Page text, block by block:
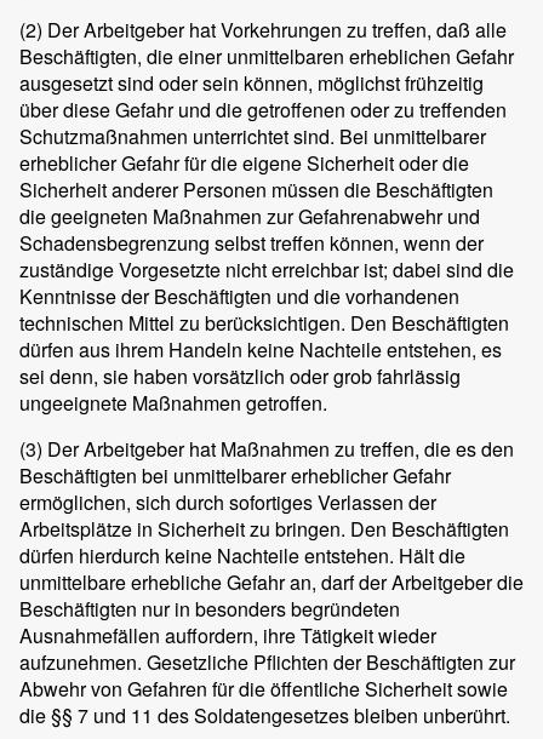
(2) Der Arbeitgeber hat Vorkehrungen zu treffen, daß alle
Beschäftigten, die einer unmittelbaren erheblichen Gefahr
ausgesetzt sind oder sein können, möglichst frühzeitig
über diese Gefahr und die getroffenen oder zu treffenden
Schutzmaßnahmen unterrichtet sind. Bei unmittelbarer
erheblicher Gefahr für die eigene Sicherheit oder die
Sicherheit anderer Personen müssen die Beschäftigten
die geeigneten Maßnahmen zur Gefahrenabwehr und
Schadensbegrenzung selbst treffen können, wenn der
zuständige Vorgesetzte nicht erreichbar ist; dabei sind die
Kenntnisse der Beschäftigten und die vorhandenen
technischen Mittel zu berücksichtigen. Den Beschäftigten
dürfen aus ihrem Handeln keine Nachteile entstehen, es
sei denn, sie haben vorsätzlich oder grob fahrlässig
ungeeignete Maßnahmen getroffen.
(3) Der Arbeitgeber hat Maßnahmen zu treffen, die es den
Beschäftigten bei unmittelbarer erheblicher Gefahr
ermöglichen, sich durch sofortiges Verlassen der
Arbeitsplätze in Sicherheit zu bringen. Den Beschäftigten
dürfen hierdurch keine Nachteile entstehen. Hält die
unmittelbare erhebliche Gefahr an, darf der Arbeitgeber die
Beschäftigten nur in besonders begründeten
Ausnahmefällen auffordern, ihre Tätigkeit wieder
aufzunehmen. Gesetzliche Pflichten der Beschäftigten zur
Abwehr von Gefahren für die öffentliche Sicherheit sowie
die §§ 7 und 11 des Soldatengesetzes bleiben unberührt.